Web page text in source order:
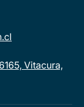
Vitacura,